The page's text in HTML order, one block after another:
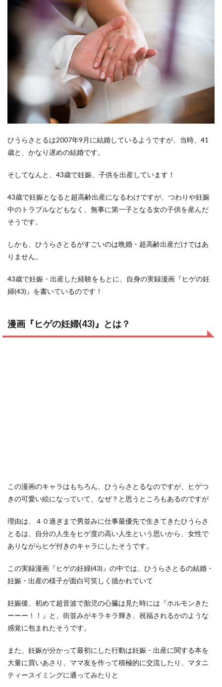
ひうらさとるは2007年9月に結婚しているようですが、当時、41
歳と、かなり遅めの結婚です。
そしてなんと、43歳で妊娠、子供を出産しています！
43歳で妊娠となると超高齢出産になるわけですが、つわりや妊娠
中のトラブルなどもなく、無事に第一子となる女の子供を産んだ
そうです。
しかも、ひうらさとるがすごいのは晩婚・超高齢出産だけではあ
りません。
43歳で妊娠・出産した経験をもとに、自身の実録漫画『ヒゲの妊
婦(43)』を書いているのです！
漫画『ヒゲの妊婦(43)』とは？
この漫画のキャラはもちろん、ひうらさとるなのですが、ヒゲつ
きの可愛い絵になっていて、なぜ？と思うところもあるのですが
理由は、４０過ぎまで男並みに仕事最優先で生きてきたひうらさ
とるは、自分の人生をヒゲ度の高い人生という思いから、女性で
ありながらヒゲ付きのキャラにしたそうです。
この実録漫画『ヒゲの妊婦(43)』の中では、ひうらさとるの結婚・
妊娠・出産の様子が面白可笑しく描かれていて
妊娠後、初めて超音波で胎児の心臓は見た時には『ホルモンきた
ーーー！！』と、街並みがキラキラ輝き、祝福されるかのような
感覚に包まれたそうです。
また、妊娠が分かって最初にした行動は妊娠・出産に関する本を
大量に買いあさり、ママ友を作って積極的に交流したり、マタニ
ティースイミングに通ってみたりと